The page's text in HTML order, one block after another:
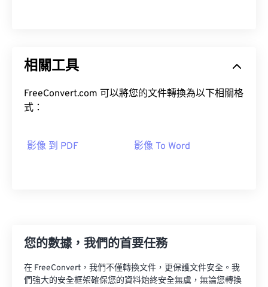
相關工具
FreeConvert.com 可以將您的文件轉換為以下相關格
式：
影像 到 PDF 影像 To Word
您的數據，我們的首要任務
在 FreeConvert，我們不僅轉換文件，更保護文件安全。我
們強大的安全框架確保您的資料始終安全無虞，無論您轉換